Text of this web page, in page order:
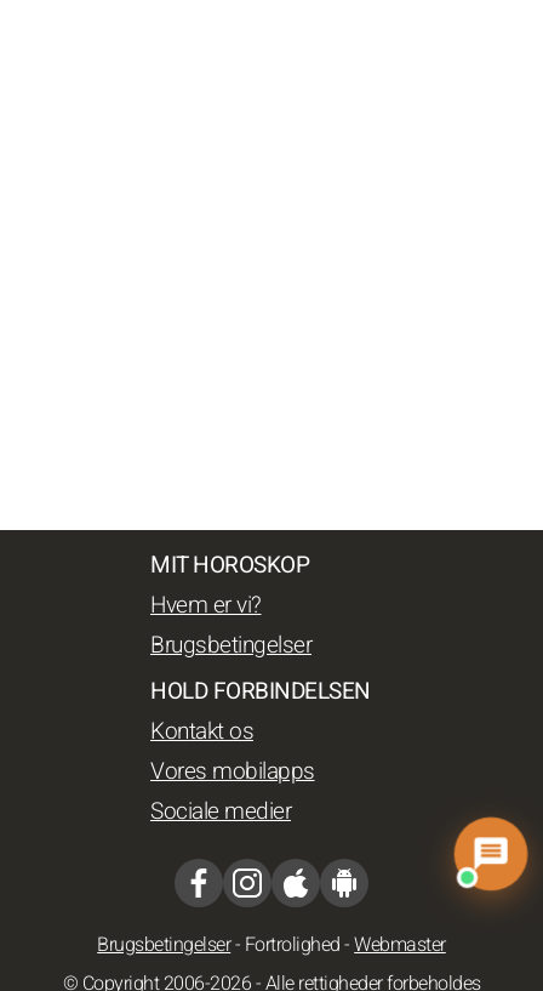
MIT HOROSKOP
Hvem er vi?
Brugsbetingelser
HOLD FORBINDELSEN
Kontakt os
Vores mobilapps
Sociale medier
Brugsbetingelser- Fortrolighed-Webmaster
© Copyright 2006-2026 - Alle rettigheder forbeholdes